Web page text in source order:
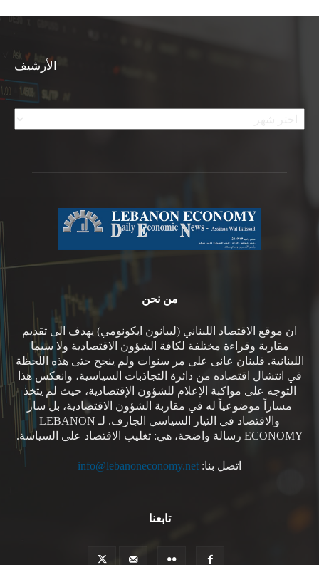
الأرشيف
الأرشيف
من نحن
ان موقع الاقتصاد اللبناني (ليبانون ايكونومي) يهدف الى تقديم
مقاربة وقراءة مختلفة لكافة الشؤون الاقتصادية ولا سيما
اللبنانية. فلبنان عانى على مر سنوات ولم ينجح حتى هذه اللحظة
في انتشال اقتصاده من دائرة التجاذبات السياسية، وانعكس هذا
التوجه على مواكبة الإعلام للشؤون الإقتصادية، حيث لم يتخذ
مساراً موضوعياً له في مقاربة الشؤون الاقتصادية، بل سار
والاقتصاد في التيار السياسي الجارف. لـ LEBANON
ECONOMY رسالة واضحة، هي: تغليب الاقتصاد على السياسة.
اتصل بنا: info@lebanoneconomy.net
تابعنا